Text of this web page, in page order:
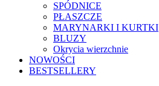
SPÓDNICE
PŁASZCZE
MARYNARKI I KURTKI
BLUZY
Okrycia wierzchnie
NOWOŚCI
BESTSELLERY